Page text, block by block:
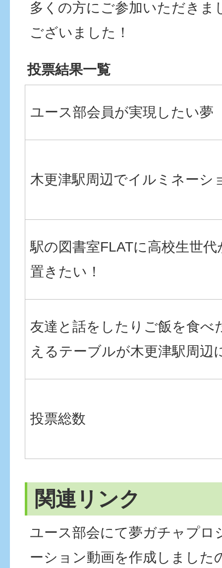
多くの方にご参加いただきま
ございました！
投票結果一覧
ユース部会員が実現したい夢
木更津駅周辺でイルミネーシ
駅の図書室FLATに高校生世
置きたい！
友達と話をしたりご飯を食べ
えるテーブルが木更津駅周辺
投票総数
関連リンク
ユース部会にて夢ガチャプロ
ーション動画を作成しました